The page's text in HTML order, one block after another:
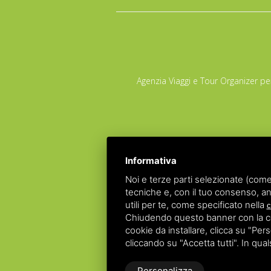
Agenzia Viaggi e Tour Organizer
POLIZZA
POLIZZA
Copyrights – 2026
Partita IVA 01428530388 - C.F
Informativa
Noi e terze parti selezionate
tecniche e, con il tuo consenso,
utili per te, come specificato nella
Chiudendo questo banner con la
cookie da installare, clicca su
cliccando su "Accetta tutti". In